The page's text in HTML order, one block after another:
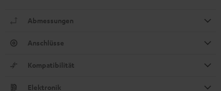
Abmessungen
Anschlüsse
Kompatibilität
Elektronik